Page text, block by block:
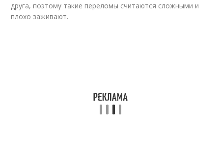
друга, поэтому такие переломы считаются сложными и
плохо заживают.